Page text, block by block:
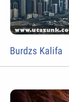
Burdzs Kalifa